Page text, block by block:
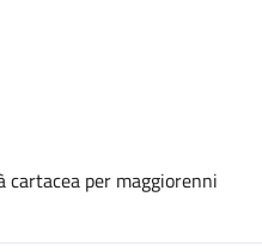
per maggiorenni